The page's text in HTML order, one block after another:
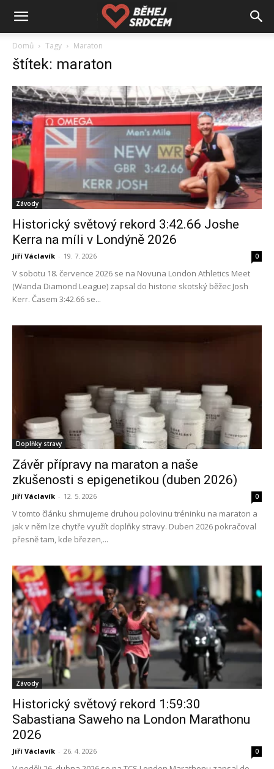
Domů Tagy Maraton
štítek: maraton
Závody
Historický světový rekord 3:42.66 Joshe
Kerra na míli v Londýně 2026
Jiří Václavík - 19. 7. 2026 0
V sobotu 18. července 2026 se na Novuna London Athletics Meet
(Wanda Diamond League) zapsal do historie skotský běžec Josh
Kerr. Časem 3:42.66 se...
Doplňky stravy
Závěr přípravy na maraton a naše
zkušenosti s epigenetikou (duben 2026)
Jiří Václavík - 12. 5. 2026 0
V tomto článku shrnujeme druhou polovinu tréninku na maraton a
jak v něm lze chytře využít doplňky stravy. Duben 2026 pokračoval
přesně tam, kde březen,...
Závody
Historický světový rekord 1:59:30
Sabastiana Saweho na London Marathonu
2026
Jiří Václavík - 26. 4. 2026 0